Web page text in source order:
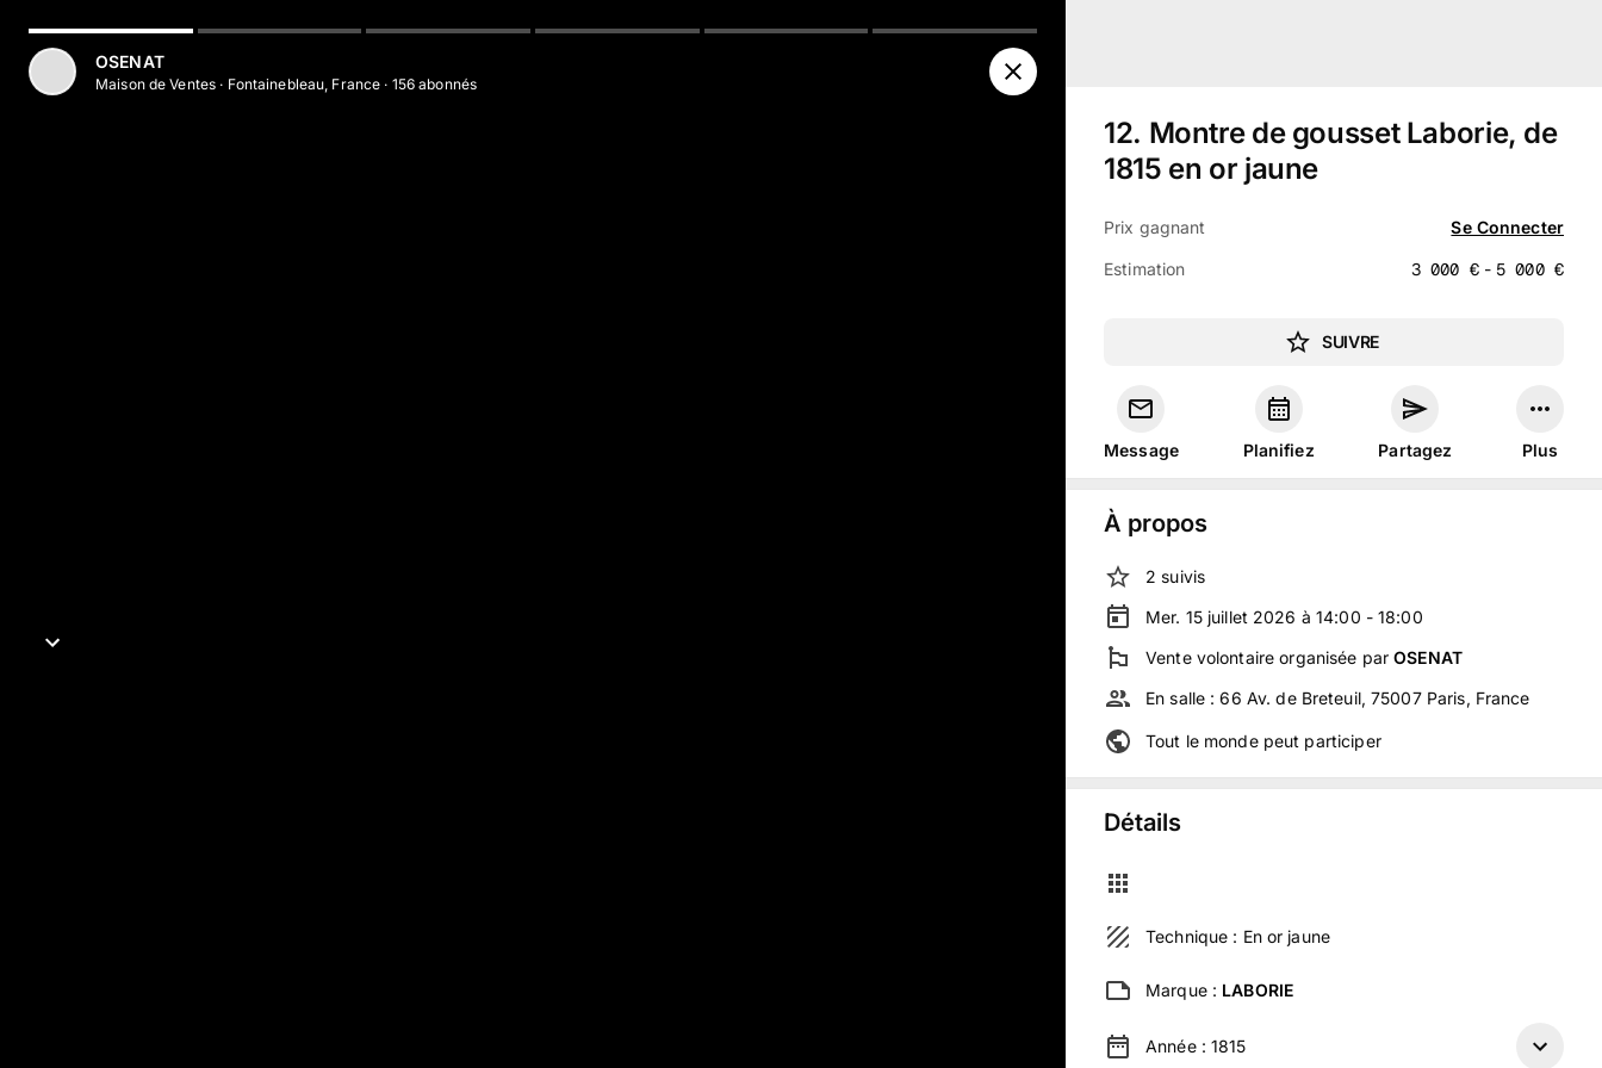
OSENAT
Maison de Ventes · Fontainebleau, France · 156 abonnés
12. Montre de gousset Laborie, de
1815 en or jaune
Prix gagnant Se Connecter
Estimation 3 000 €- 5 000 €
SUIVRE
Message Planifiez Partagez Plus
À propos
2 suivis
Mer. 15 juillet 2026 à 14:00 - 18:00
Vente volontaire organisée parOSENAT
En salle :66 Av. de Breteuil, 75007 Paris, France
Tout le monde peut participer
Détails
Technique : En or jaune
Marque : LABORIE
Année :1815